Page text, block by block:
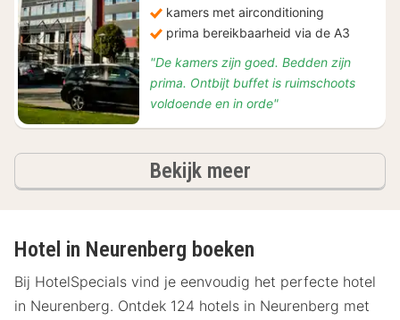
kamers met airconditioning
prima bereikbaarheid via de A3
"De kamers zijn goed. Bedden zijn
prima. Ontbijt buffet is ruimschoots
voldoende en in orde"
Bekijk meerhotels
Hotel in Neurenberg boeken
Bij HotelSpecials vind je eenvoudig het perfecte hotel
in Neurenberg. Ontdek 124 hotels in Neurenberg met